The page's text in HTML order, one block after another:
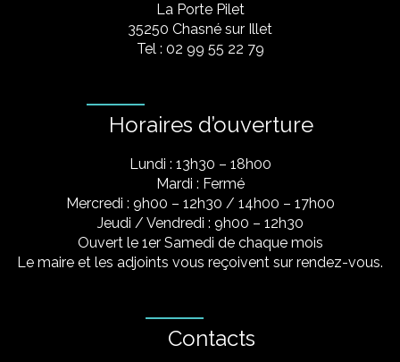
La Porte Pilet
35250 Chasné sur Illet
Tel : 02 99 55 22 79
Horaires d’ouverture
Lundi : 13h30 – 18h00
Mardi : Fermé
Mercredi : 9h00 – 12h30 / 14h00 – 17h00
Jeudi / Vendredi : 9h00 – 12h30
Ouvert le 1er Samedi de chaque mois
Le maire et les adjoints vous reçoivent sur rendez-vous.
Contacts